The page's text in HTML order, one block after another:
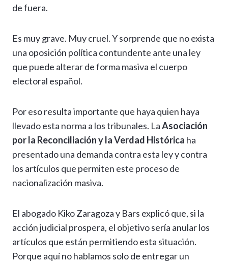
de fuera.
Es muy grave. Muy cruel. Y sorprende que no exista
una oposición política contundente ante una ley
que puede alterar de forma masiva el cuerpo
electoral español.
Por eso resulta importante que haya quien haya
llevado esta norma a los tribunales. LaAsociación
por la Reconciliación y la Verdad Histórica ha
presentado una demanda contra esta ley y contra
los artículos que permiten este proceso de
nacionalización masiva.
El abogado Kiko Zaragoza y Bars explicó que, si la
acción judicial prospera, el objetivo sería anular los
artículos que están permitiendo esta situación.
Porque aquí no hablamos solo de entregar un